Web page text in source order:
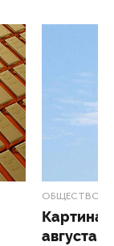
ОБЩЕСТВО
Картина
августа